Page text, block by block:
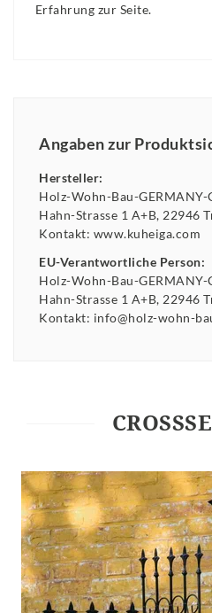
Erfahrung zur Seite.
Angaben zur
Hersteller:
Holz-Wohn-Bau-
Hahn-Strasse 1 A+B 22946
Kontakt: www.kuheiga.com
EU-Verantwortliche Person:
Holz-Wohn-Bau-
Hahn-Strasse 1 A+B 22946
Kontakt: info@holz-wohn-